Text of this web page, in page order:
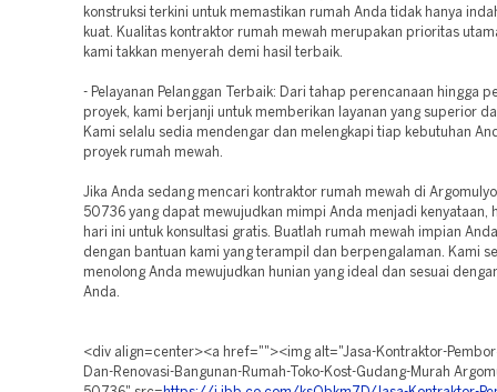
konstruksi terkini untuk memastikan rumah Anda tidak hanya
kuat. Kualitas kontraktor rumah mewah merupakan prioritas
kami takkan menyerah demi hasil terbaik.
- Pelayanan Pelanggan Terbaik: Dari tahap perencanaan hingga
proyek, kami berjanji untuk memberikan layanan yang superior
Kami selalu sedia mendengar dan melengkapi tiap kebutuhan
proyek rumah mewah.
Jika Anda sedang mencari kontraktor rumah mewah di
50736 yang dapat mewujudkan mimpi Anda menjadi kenyataan,
hari ini untuk konsultasi gratis. Buatlah rumah mewah impian
dengan bantuan kami yang terampil dan berpengalaman. Kami
menolong Anda mewujudkan hunian yang ideal dan sesuai
Anda.
<div align=center><a href=""><img alt="Jasa-Kontraktor-
Dan-Renovasi-Bangunan-Rumah-Toko-Kost-Gudang-Murah